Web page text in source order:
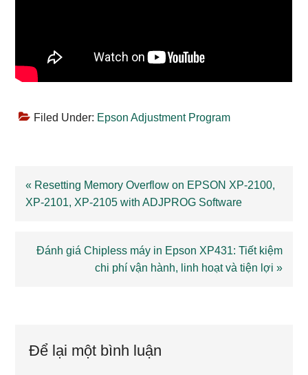
Filed Under: Epson Adjustment Program
Previous
Post:
« Resetting Memory Overflow on EPSON XP-2100,
XP-2101, XP-2105 with ADJPROG Software
Next
Đánh giá Chipless máy in Epson XP431: Tiết kiệm
chi phí vận hành, linh hoạt và tiện lợi »
Để lại một bình luận